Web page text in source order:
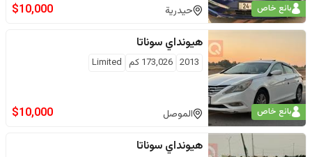
بائع خاص حيدرية $10,000
بائع خاص
هيونداي سوناتا
2013
173,026 كم Limited
الموصل $10,000
هيونداي سوناتا